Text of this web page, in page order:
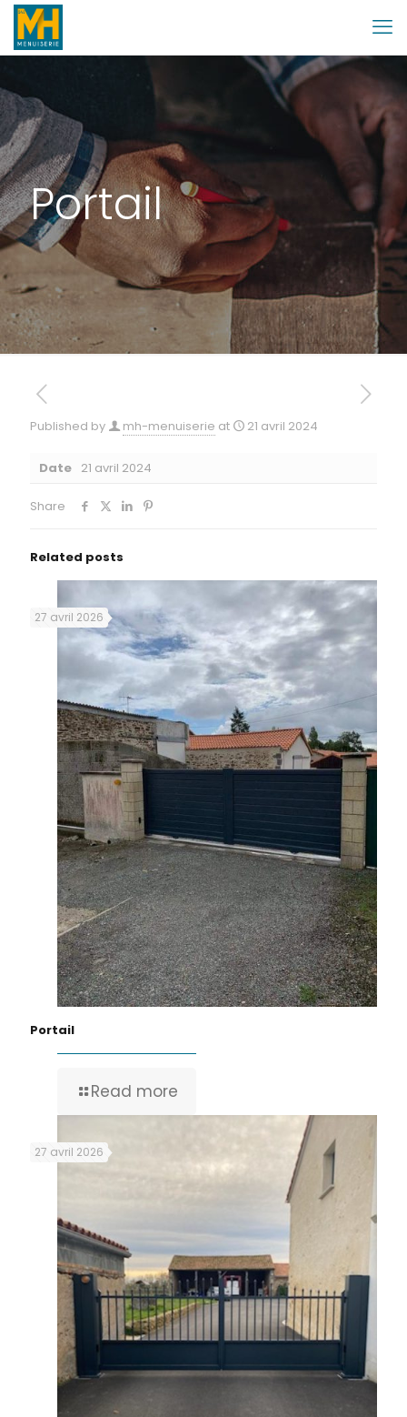
Portail
Published by mh-menuiserie at 21 avril 2024
Date 21 avril 2024
Share
Related posts
27 avril 2026
Portail
Read more
27 avril 2026